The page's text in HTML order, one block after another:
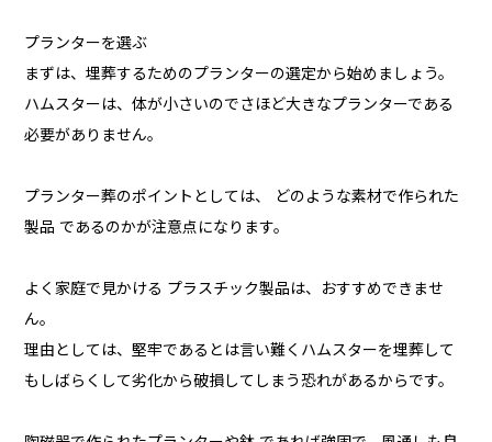
プランターを選ぶ
まずは、埋葬するためのプランターの選定から始めましょう。
ハムスターは、体が小さいのでさほど大きなプランターである
必要がありません。
プランター葬のポイントとしては、 どのような素材で作られた
製品 であるのかが注意点になります。
よく家庭で見かける プラスチック製品は、おすすめできませ
ん。
理由としては、堅牢であるとは言い難くハムスターを埋葬して
もしばらくして劣化から破損してしまう恐れがあるからです。